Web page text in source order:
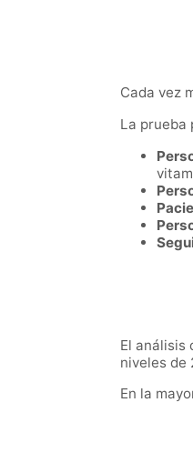
Cada vez
La prueba
El análisis
niveles de
En la